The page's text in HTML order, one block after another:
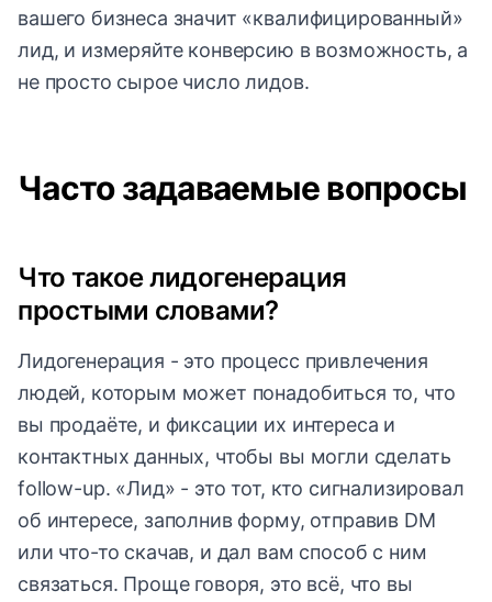
вашего бизнеса значит «квалифицированный»
лид, и измеряйте конверсию в возможность, а
не просто сырое число лидов.
Часто задаваемые вопросы
Что такое лидогенерация
простыми словами?
Лидогенерация - это процесс привлечения
людей, которым может понадобиться то, что
вы продаёте, и фиксации их интереса и
контактных данных, чтобы вы могли сделать
follow-up. «Лид» - это тот, кто сигнализировал
об интересе, заполнив форму, отправив DM
или что-то скачав, и дал вам способ с ним
связаться. Проще говоря, это всё, что вы